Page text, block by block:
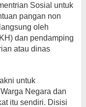
Sosial untuk
pangan non
oleh
dan pendamping
atau dinas
untuk
Negara dan
itu sendiri. Disisi